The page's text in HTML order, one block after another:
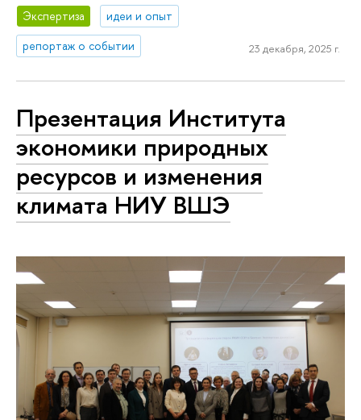
Экспертиза
идеи и опыт
репортаж о событии
23 декабря, 2025 г.
Презентация Института
экономики природных
ресурсов и изменения
климата НИУ ВШЭ